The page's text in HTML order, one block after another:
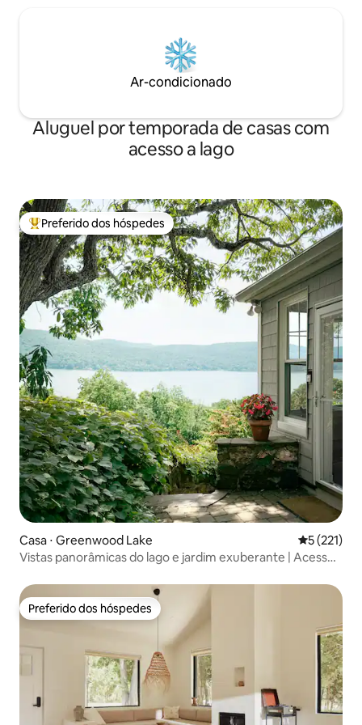
Ar-condicionado
Aluguel por temporada de casas com
acesso a lago
Entre os melhores preferidos dos hóspedes
Preferido dos hóspedes
Casa ⋅ Greenwood Lake 5 de uma
5 (221)
Vistas panorâmicas do lago e jardim exuberante | Acesso
Preferido dos hóspedes
Preferido dos hóspedes